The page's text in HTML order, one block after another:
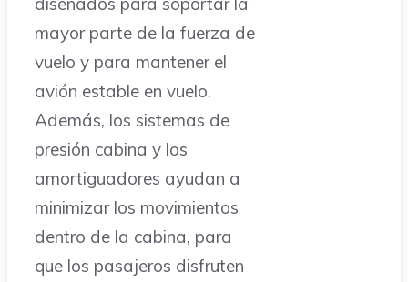
mayor parte de la fuerza de
vuelo y para mantener el
avión estable en vuelo.
Además, los sistemas de
presión cabina y los
amortiguadores ayudan a
minimizar los movimientos
dentro de la cabina, para
que los pasajeros disfruten